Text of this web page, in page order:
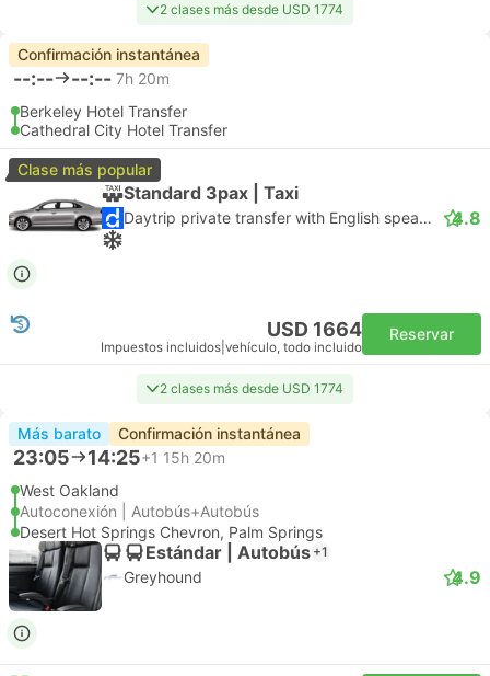
2 clases más desde USD 1774
Confirmación instantánea
--:-- --:-- 7h 20m
Berkeley Hotel Transfer
Cathedral City Hotel Transfer
Clase más popular
Standard 3pax | Taxi
Daytrip private transfer with English speaking driver 4.8
USD 1664
Impuestos incluidos vehículo, todo incluido
Reservar
2 clases más desde USD 1774
Más barato Confirmación instantánea
23:05 14:25+1 15h 20m
West Oakland
Autoconexión | Autobús+Autobús
Desert Hot Springs Chevron, Palm Springs
Estándar | Autobús +1
Greyhound 4.9